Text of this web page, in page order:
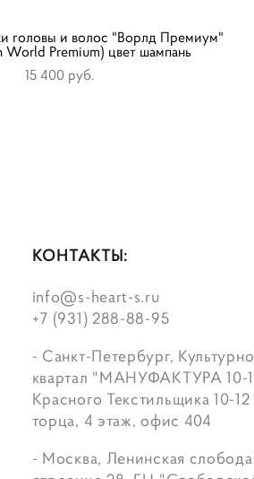
головы и волос "Ворлд Премиум"
World Premium) цвет шампань
15 400 pуб.
КОНТАКТЫ:
info@s-heart-s.ru
+7 (931) 288-88-95
- Санкт-Петербург,
квартал "МАНУФАКТУРА 10-
Красного Текстильщика 10-
торца, 4 этаж, офис 404
- Москва, Ленинская